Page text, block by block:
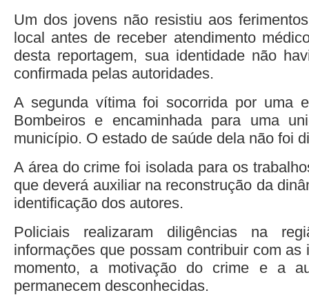
Um dos jovens não resistiu aos
local antes de receber atendimento
desta reportagem, sua identidade não
confirmada pelas autoridades.
A segunda vítima foi socorrida por uma
Bombeiros e encaminhada para uma
município. O estado de saúde dela não foi
A área do crime foi isolada para os
que deverá auxiliar na reconstrução da
identificação dos autores.
Policiais realizaram diligências na
informações que possam contribuir com as
momento, a motivação do crime e a
permanecem desconhecidas.